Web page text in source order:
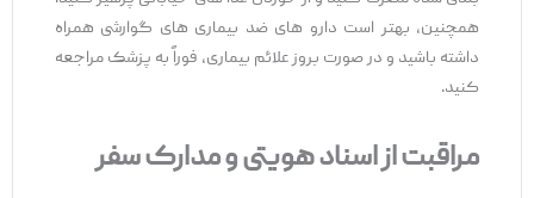
همچنین، بهتر است دارو های ضد بیماری ‌های گوارشی همراه
داشته باشید و در صورت بروز علائم بیماری، فوراً به پزشک مراجعه
کنید.
مراقبت از اسناد هویتی و مدارک سفر